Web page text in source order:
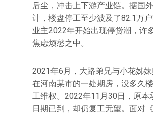
后尘，冲击上下游产业链。据国
计，楼盘停工至少波及了82.1万
业主2022年开始出现停贷潮，许
焦虑烦愁之中。
2021年6月，大路弟兄与小花姊
在河南某市的一处期房，没多久
工维权。2022年11月30日，原本
日期已到，却仍复工无望。面对